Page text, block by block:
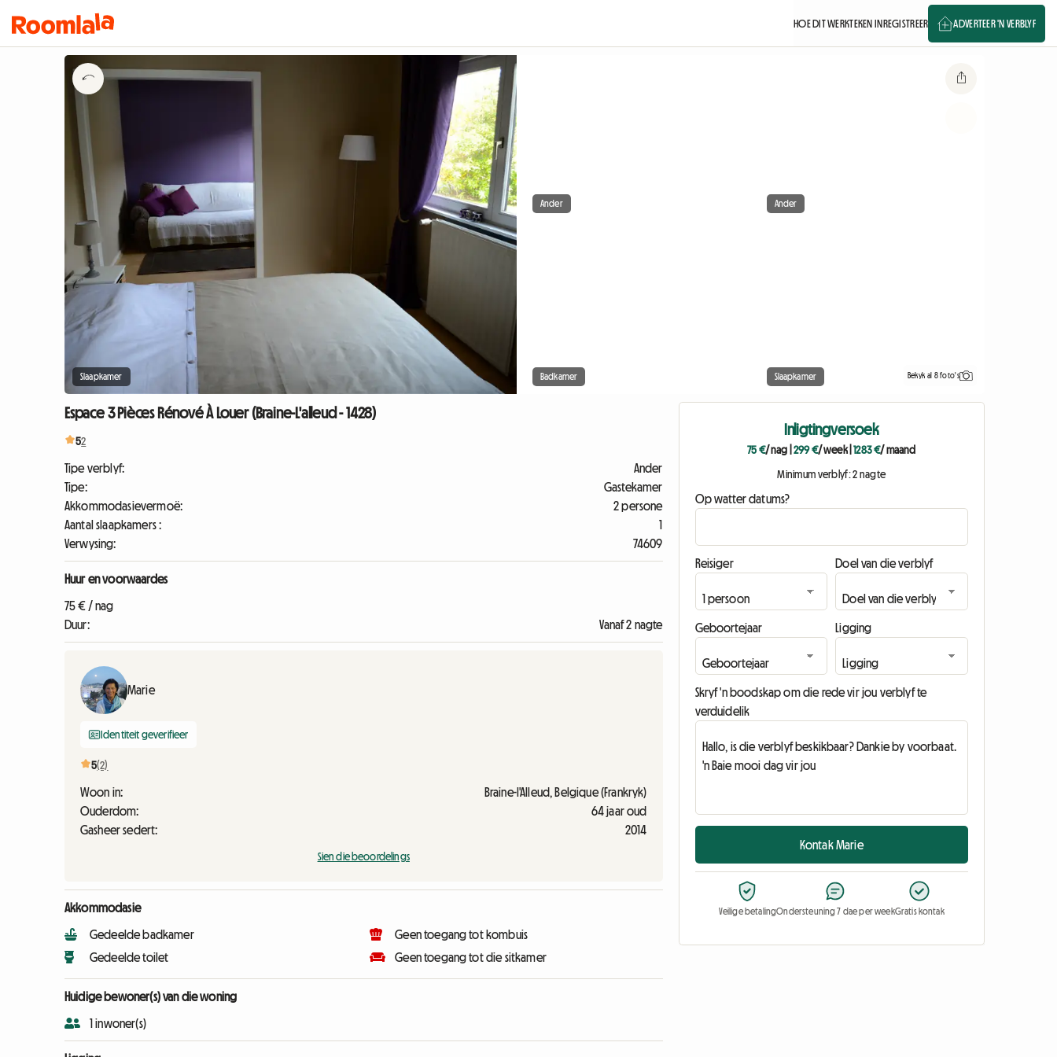
HOE DIT WERKTEKEN INREGISTREER ADVERTEER 'N VERBLYF
Slaapkamer
Ander Ander
Badkamer Slaapkamer Bekyk al 8 foto's
Espace 3 Pièces Rénové À Louer (Braine-L'alleud - 1428)
52
Tipe verblyf:
Ander
Tipe:
Gastekamer
Akkommodasievermoë:
2 persone
Aantal slaapkamers :
1
Verwysing:
74609
Huur en voorwaardes
75 € / nag
Duur:
Vanaf 2 nagte
Marie
Identiteit geverifieer
5(2)
Woon in:
Braine-l'Alleud, Belgique (Frankryk)
Ouderdom:
64 jaar oud
Gasheer sedert:
2014
Sien die beoordelings
Akkommodasie
Gedeelde badkamer
Gedeelde toilet
Geen toegang tot kombuis
Geen toegang tot die sitkamer
Huidige bewoner(s) van die woning
1 inwoner(s)
Inligtingversoek
75 €/ nag |299 €/ week|1283 €/ maand
Minimum verblyf: 2 nagte
Op watter datums?
Reisiger Doel van die verblyf
Geboortejaar Ligging
Skryf 'n boodskap om die rede vir jou verblyf te
verduidelik
Kontak Marie
Veilige betalingOndersteuning 7 dae per weekGratis kontak